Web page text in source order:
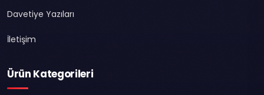
Davetiye Yazıları
İletişim
Ürün Kategorileri